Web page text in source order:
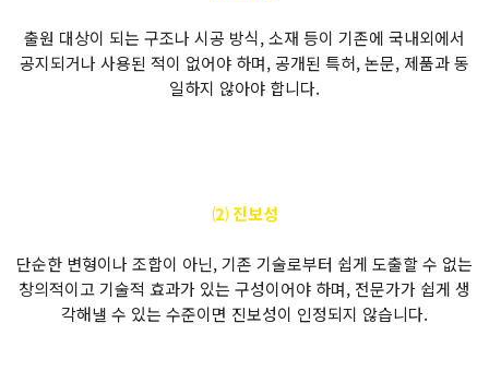
출원 대상이 되는 구조나 시공 방식, 소재 등이 기존에 국내외에서
공지되거나 사용된 적이 없어야 하며, 공개된 특허, 논문, 제품과 동
일하지 않아야 합니다.
⑵ 진보성
단순한 변형이나 조합이 아닌, 기존 기술로부터 쉽게 도출할 수 없는
창의적이고 기술적 효과가 있는 구성이어야 하며, 전문가가 쉽게 생
각해낼 수 있는 수준이면 진보성이 인정되지 않습니다.